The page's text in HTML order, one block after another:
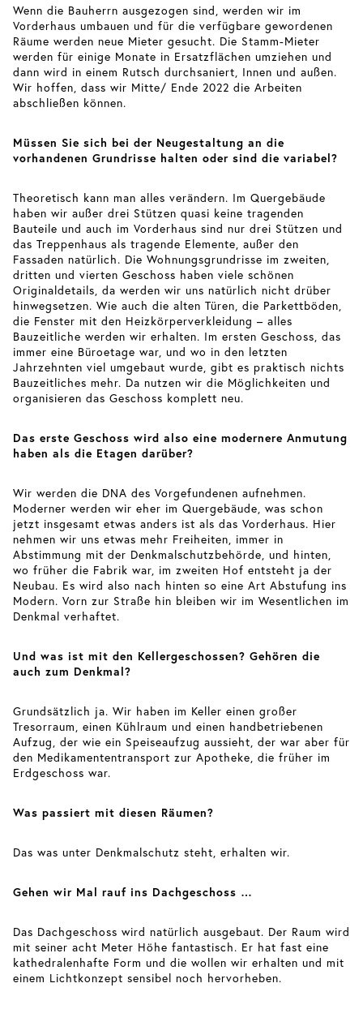
Wenn die Bauherrn ausgezogen sind, werden wir im
Vorderhaus umbauen und für die verfügbare gewordenen
Räume werden neue Mieter gesucht. Die Stamm-Mieter
werden für einige Monate in Ersatzflächen umziehen und
dann wird in einem Rutsch durchsaniert, Innen und außen.
Wir hoffen, dass wir Mitte/ Ende 2022 die Arbeiten
abschließen können.
Müssen Sie sich bei der Neugestaltung an die
vorhandenen Grundrisse halten oder sind die variabel?
Theoretisch kann man alles verändern. Im Quergebäude
haben wir außer drei Stützen quasi keine tragenden
Bauteile und auch im Vorderhaus sind nur drei Stützen und
das Treppenhaus als tragende Elemente, außer den
Fassaden natürlich. Die Wohnungsgrundrisse im zweiten,
dritten und vierten Geschoss haben viele schönen
Originaldetails, da werden wir uns natürlich nicht drüber
hinwegsetzen. Wie auch die alten Türen, die Parkettböden,
die Fenster mit den Heizkörperverkleidung – alles
Bauzeitliche werden wir erhalten. Im ersten Geschoss, das
immer eine Büroetage war, und wo in den letzten
Jahrzehnten viel umgebaut wurde, gibt es praktisch nichts
Bauzeitliches mehr. Da nutzen wir die Möglichkeiten und
organisieren das Geschoss komplett neu.
Das erste Geschoss wird also eine modernere Anmutung
haben als die Etagen darüber?
Wir werden die DNA des Vorgefundenen aufnehmen.
Moderner werden wir eher im Quergebäude, was schon
jetzt insgesamt etwas anders ist als das Vorderhaus. Hier
nehmen wir uns etwas mehr Freiheiten, immer in
Abstimmung mit der Denkmalschutzbehörde, und hinten,
wo früher die Fabrik war, im zweiten Hof entsteht ja der
Neubau. Es wird also nach hinten so eine Art Abstufung ins
Modern. Vorn zur Straße hin bleiben wir im Wesentlichen im
Denkmal verhaftet.
Und was ist mit den Kellergeschossen? Gehören die
auch zum Denkmal?
Grundsätzlich ja. Wir haben im Keller einen großer
Tresorraum, einen Kühlraum und einen handbetriebenen
Aufzug, der wie ein Speiseaufzug aussieht, der war aber für
den Medikamententransport zur Apotheke, die früher im
Erdgeschoss war.
Was passiert mit diesen Räumen?
Das was unter Denkmalschutz steht, erhalten wir.
Gehen wir Mal rauf ins Dachgeschoss …
Das Dachgeschoss wird natürlich ausgebaut. Der Raum wird
mit seiner acht Meter Höhe fantastisch. Er hat fast eine
kathedralenhafte Form und die wollen wir erhalten und mit
einem Lichtkonzept sensibel noch hervorheben.